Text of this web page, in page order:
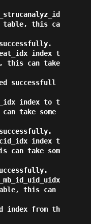
table, this ca
successfully.
index t
this can take
successfull
index to t
take some
index t
can take som
this can
index from th